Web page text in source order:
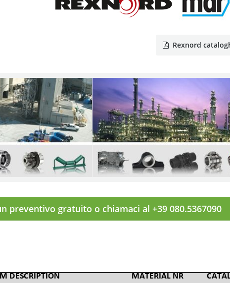
Rexnord
preventivo gratuito o chiamaci al +39 080.5367090
DESCRIPTION MATERIAL NR